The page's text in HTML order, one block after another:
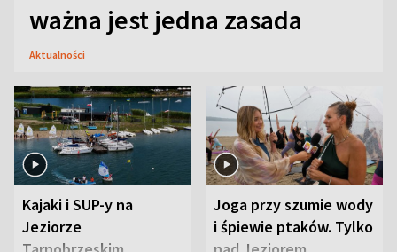
ważna jest jedna zasada
Aktualności
Kajaki i SUP-y na
Jeziorze
Joga przy szumie wody
i śpiewie ptaków. Tylko